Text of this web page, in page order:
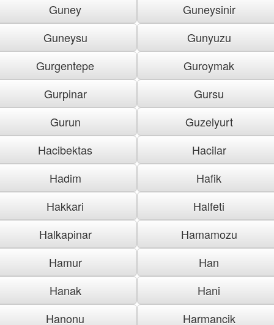
Guney
Guneysinir
Guneysu
Gunyuzu
Gurgentepe
Guroymak
Gurpinar
Gursu
Gurun
Guzelyurt
Hacibektas
Hacilar
Hadim
Hafik
Hakkari
Halfeti
Halkapinar
Hamamozu
Hamur
Han
Hanak
Hani
Hanonu
Harmancik